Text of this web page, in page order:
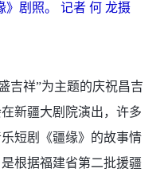
》剧照。 记者 何 龙摄
祥”为主题的庆祝昌吉
新疆大剧院演出，许多
短剧《疆缘》的故事情
根据福建省第二批援疆